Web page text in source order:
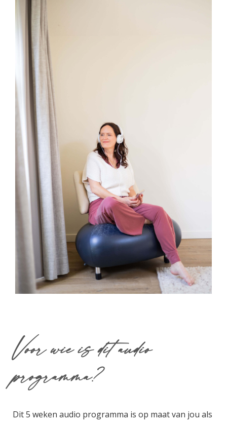
Voor wie is dit audio
programma?
Dit 5 weken audio programma is op maat van jou als